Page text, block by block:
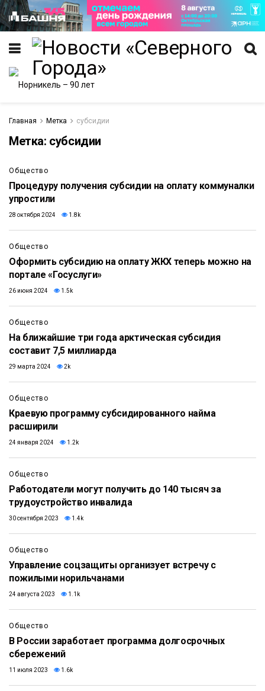
Главная Метка субсидии
Метка: субсидии
Общество
Процедуру получения субсидии на оплату коммуналки
упростили
28 октября 2024 1.8k
Общество
Оформить субсидию на оплату ЖКХ теперь можно на
портале «Госуслуги»
26 июня 2024 1.5k
Общество
На ближайшие три года арктическая субсидия
составит 7,5 миллиарда
29 марта 2024 2k
Общество
Краевую программу субсидированного найма
расширили
24 января 2024 1.2k
Общество
Работодатели могут получить до 140 тысяч за
трудоустройство инвалида
30 сентября 2023 1.4k
Общество
Управление соцзащиты организует встречу с
пожилыми норильчанами
24 августа 2023 1.1k
Общество
В России заработает программа долгосрочных
сбережений
11 июля 2023 1.6k